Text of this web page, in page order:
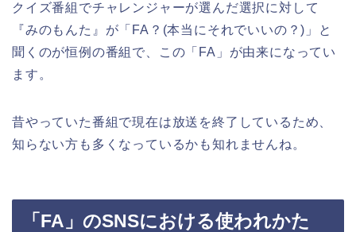
クイズ番組でチャレンジャーが選んだ選択に対して
『みのもんた』が「FA？(本当にそれでいいの？)」と
聞くのが恒例の番組で、この「FA」が由来になってい
ます。
昔やっていた番組で現在は放送を終了しているため、
知らない方も多くなっているかも知れませんね。
「FA」のSNSにおける使われかた